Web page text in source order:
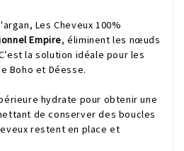
Les Cheveux 100%
Empire, éliminent les nœuds
la solution idéale pour les
Boho et Déesse.
hydrate pour obtenir une
de conserver des boucles
restent en place et